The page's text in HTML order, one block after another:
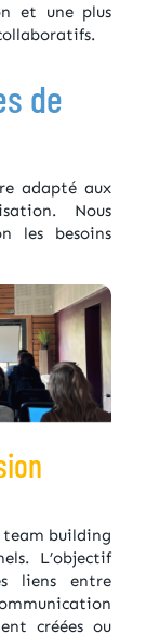
et une plus
de
adapté aux
Nous
les besoins
building
L’objectif
liens entre
créées ou